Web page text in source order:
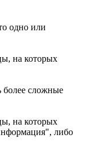
одно или
на которых
более сложные
на которых
либо